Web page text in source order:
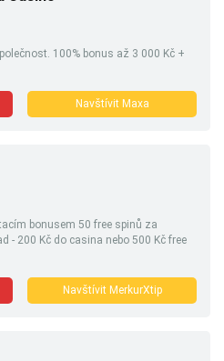
100% bonus až 3 000 Kč +
Navštívit Maxa
bonusem 50 free spinů za
- 200 Kč do casina nebo 500 Kč free
Navštívit MerkurXtip